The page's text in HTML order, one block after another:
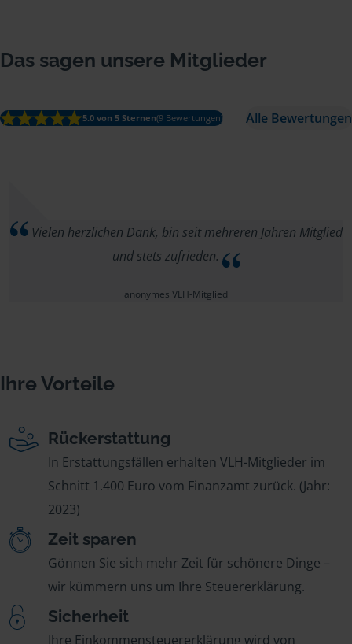
Das sagen unsere Mitglieder
5.0 von 5 Sternen(9 Bewertungen) Alle Bewertungen
Vielen herzlichen Dank, bin seit mehreren Jahren Mitglied
und stets zufrieden.
anonymes VLH-Mitglied
Ihre Vorteile
Rückerstattung
In Erstattungsfällen erhalten VLH-Mitglieder im
Schnitt 1.400 Euro vom Finanzamt zurück. (Jahr:
2023)
Zeit sparen
Gönnen Sie sich mehr Zeit für schönere Dinge –
wir kümmern uns um Ihre Steuererklärung.
Sicherheit
Ihre Einkommensteuererklärung wird von